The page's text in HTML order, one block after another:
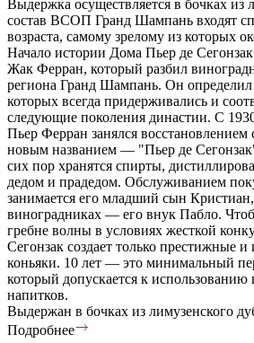
Выдержка осуществляется в бочках из
состав ВСОП Гранд Шампань входят
возраста, самому зрелому из которых
Начало истории Дома Пьер де
Жак Ферран, который разбил
региона Гранд Шампань. Он определил
которых всегда придерживались и
следующие поколения династии. С
Пьер Ферран занялся восстановлением
новым названием — "Пьер де
сих пор хранятся спирты,
дедом и прадедом. Обслуживанием
занимается его младший сын
виноградниках — его внук Пабло.
гребне волны в условиях жесткой
Сегонзак создает только престижные
коньяки. 10 лет — это минимальный
который допускается к
напитков.
Выдержан в бочках из лимузенского
Подробнее